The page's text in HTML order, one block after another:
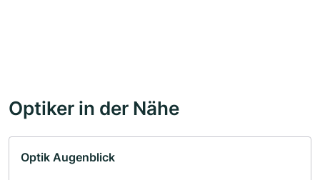
Optiker in der Nähe
Optik Augenblick